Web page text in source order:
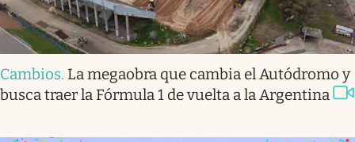
Cambios. La megaobra que cambia el Autódromo y
busca traer la Fórmula 1 de vuelta a la Argentina